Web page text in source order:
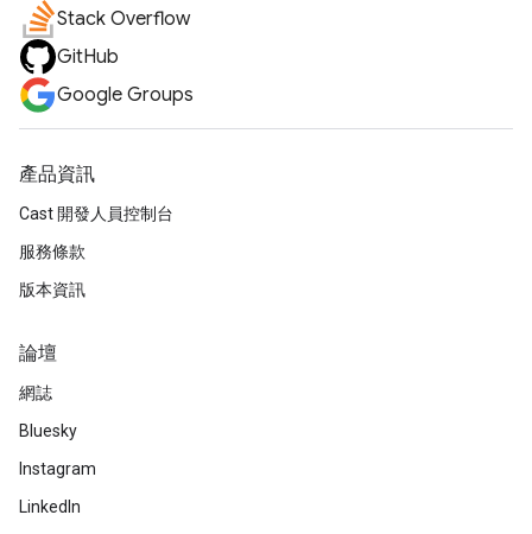
Stack Overflow
GitHub
Google Groups
產品資訊
Cast 開發人員控制台
服務條款
版本資訊
論壇
網誌
Bluesky
Instagram
LinkedIn